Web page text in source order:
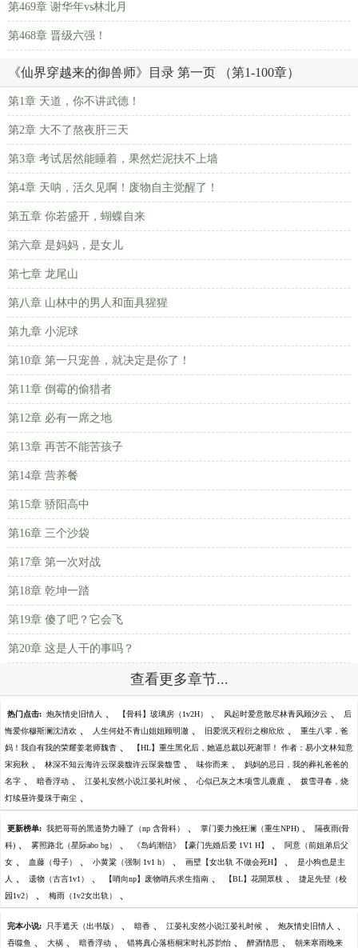
第469章 谢华年vs林北月
第468章 晋级六强！
《仙界穿越来的御兽师》目录 第一页 （第1-100章）
第1章 天道，你不讲武德！
第2章 大不了熬夜肝三天
第3章 考试居然能睡着，果然烂泥扶不上墙
第4章 天呐，活久见啊！废物自主觉醒了！
第五章 你若盛开，蝴蝶自来
第六章 是妈妈，是女儿
第七章 龙尾山
第八章 山林中的男人和面具猩猩
第九章 小泥球
第10章 第一只宠兽，就决定是你了！
第11章 倒霉的偷猎者
第12章 必有一席之地
第13章 再苦不能苦孩子
第14章 营养餐
第15章 骄阳高中
第16章 三个沙袋
第17章 第一次对战
第18章 乾坤一踏
第19章 傻了吧？它会飞
第20章 这是人干的事吗？
查看更多章节...
热门点击: 炮灰情史旧情人 、 【骨科】玻璃房（1v2H） 、 风起时爱意散尽林青风顾汐云 、 后
悔爱你穆斯澜沈清欢 、 人生何处不青山姐姐顾明澈 、 旧爱泯灭程衍之柳欣欣 、 重生八零，爸
妈！我自有我的荣耀姜老师魏杳 、 【HL】重生黑化后，她逼总裁以死谢罪！ 作者：易小文林知意
宋宛秋 、 林深不知云海许云琛裴馥许云琛裴馥雪 、 味你而来 、 妈妈的忌日，我的葬礼爸爸的
名字 、 暗香浮动 、 江晏礼安然小说江晏礼时候 、 心似已灰之木项雪儿鹿鹿 、 拨雪寻春，烧
灯续昼许曼珠于南尘 、
更新榜单: 我把哥哥的黑道势力睡了（np 含骨科） 、 掌门要力挽狂澜（重生NPH) 、 隔夜雨(骨
科) 、 雾照路北（星际abo bg） 、 《岛屿潮信》【豪门先婚后爱 1V1 H】 、 阿意（前姐弟后父
女 、 血藤（母子） 、 小黄粱（强制 1v1 h） 、 画壁【女出轨 不做会死H】 、 是小狗也是主
人 、 遗物（古言1v1） 、 【哨向np】废物哨兵求生指南 、 【BL】花開眾枝 、 捷足先登（校
园1v2） 、 梅雨（1v2女出轨） 、
完本小说: 只手遮天（出书版） 、 暗香 、 江晏礼安然小说江晏礼时候 、 炮灰情史旧情人 、
吞噬鱼 、 大祸 、 暗香浮动 、 错将真心落梧桐宋时礼苏韵怡 、 醉酒情思 、 朝来寒雨晚来